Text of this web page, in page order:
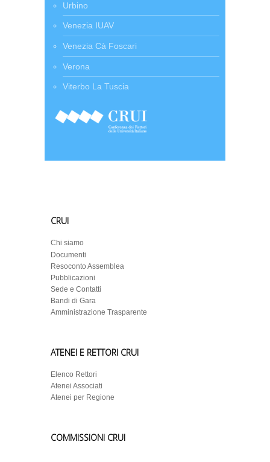
Urbino
Venezia IUAV
Venezia Cà Foscari
Verona
Viterbo La Tuscia
CRUI
Chi siamo
Documenti
Resoconto Assemblea
Pubblicazioni
Sede e Contatti
Bandi di Gara
Amministrazione Trasparente
ATENEI E RETTORI CRUI
Elenco Rettori
Atenei Associati
Atenei per Regione
COMMISSIONI CRUI